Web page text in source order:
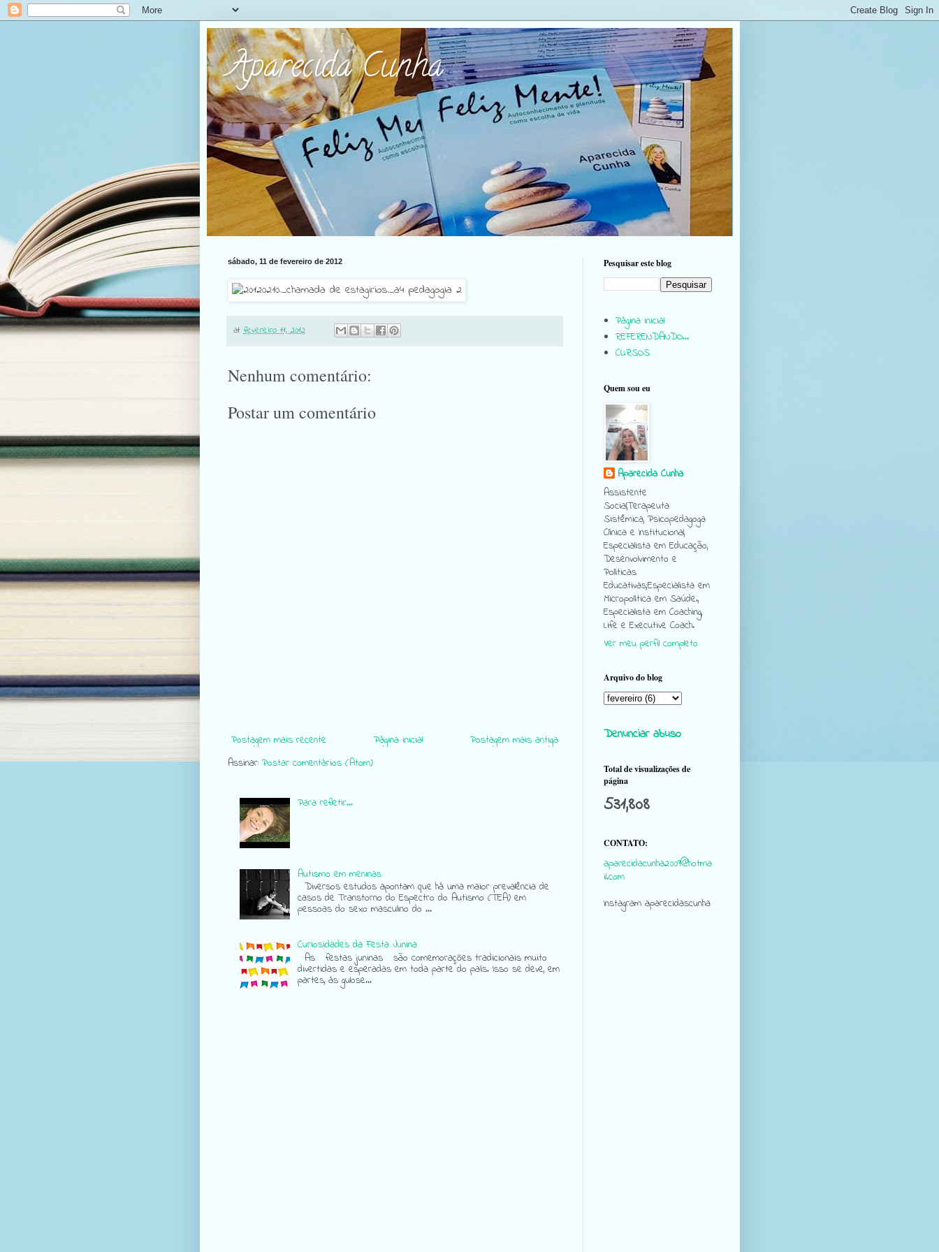
Aparecida Cunha
sábado, 11 de fevereiro de 2012
atfevereiro 11, 2012
Nenhum comentário:
Postar um comentário
Postagem mais recente Postagem mais antiga
Página inicial
Assinar: Postar comentários (Atom)
Para refletir...
Autismo em meninas
Diversos estudos apontam que há uma maior prevalência de
casos de Transtorno do Espectro do Autismo (TEA) em
pessoas do sexo masculino do ...
Curiosidades da Festa Junina
As festas juninas são comemorações tradicionais muito
divertidas e esperadas em toda parte do país. Isso se deve, em
partes, às gulose...
Pesquisar este blog
Página inicial
REFERENDANDO...
CURSOS
Quem sou eu
Aparecida Cunha
Assistente
Social,Terapeuta
Sistêmica, Psicopedagoga
Clínica e Institucional,
Especialista em Educação,
Desenvolvimento e
Políticas
Educativas;Especialista em
Micropolítica em Saúde.,
Especialista em Coaching,
Life e Executive Coach.
Ver meu perfil completo
Arquivo do blog
Denunciar abuso
Total de visualizações de
página
531,808
CONTATO:
aparecidacunha2009@hotma
il.com
Instagram aparecidascunha